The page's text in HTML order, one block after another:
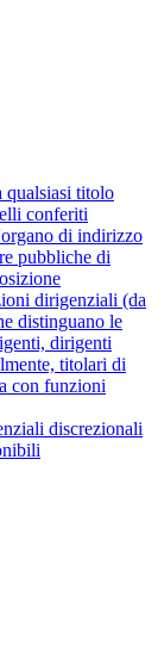
qualsiasi titolo
conferiti
di indirizzo
pubbliche di
dirigenziali (da
distinguano le
dirigenti
titolari di
con funzioni
discrezionali